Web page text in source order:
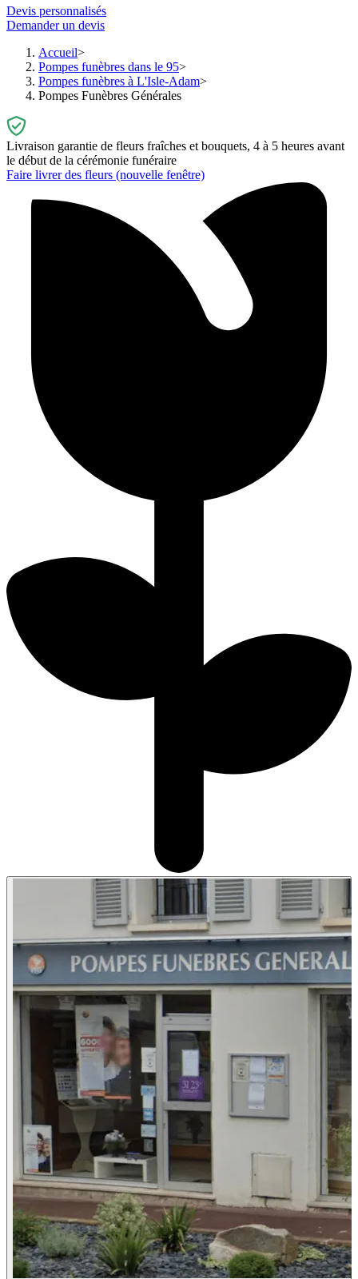
Devis personnalisés
Demander un devis
Accueil
Pompes funèbres dans le 95
Pompes funèbres à L'Isle-Adam
Pompes Funèbres Générales
Livraison garantie de fleurs fraîches et bouquets, 4 à 5 heures avant
le début de la cérémonie funéraire
Faire livrer des fleurs (nouvelle fenêtre)